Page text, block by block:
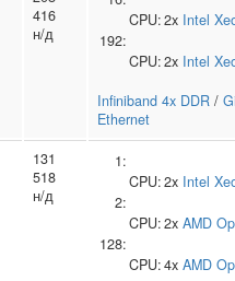
416
н/д
CPU:2x Intel
192:
CPU:2x Intel
Infiniband 4x DDR /
Ethernet
131
518
н/д
1:
CPU:2x Intel
2:
CPU:2x AMD
128:
CPU:4x AMD